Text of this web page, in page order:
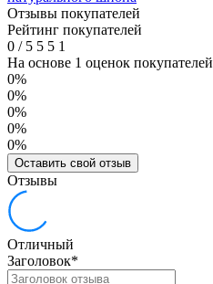
Отзывы покупателей
Рейтинг покупателей
0 /5 5 5 1
На основе 1 оценок покупателей
0%
0%
0%
0%
0%
Оставить свой отзыв
Отзывы
Отличный
Заголовок*